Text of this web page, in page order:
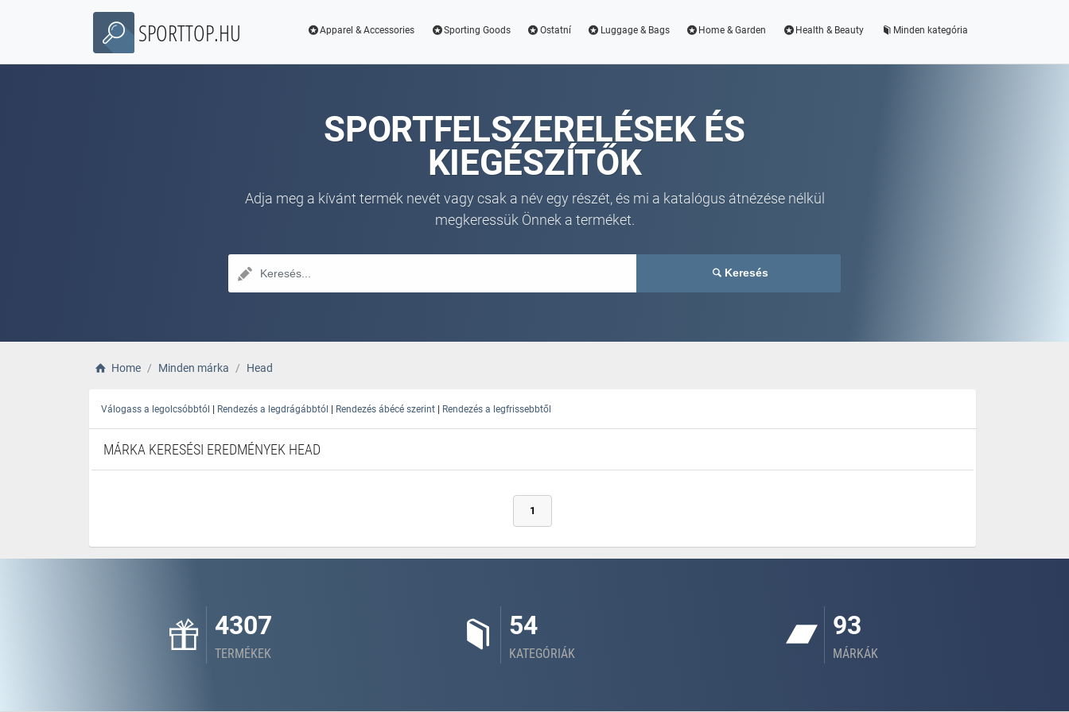
SPORTTOP.HU Apparel & Accessories Sporting Goods Ostatní Luggage & Bags Home & Garden Health & Beauty Minden kategória
SPORTFELSZERELÉSEK ÉS
KIEGÉSZÍTŐK
Adja meg a kívánt termék nevét vagy csak a név egy részét, és mi a katalógus átnézése nélkül
megkeressük Önnek a terméket.
Keresés
Home Minden márka Head
Válogass a legolcsóbbtól | Rendezés a legdrágábbtól | Rendezés ábécé szerint | Rendezés a legfrissebbtől
MÁRKA KERESÉSI EREDMÉNYEK HEAD
1
4307
TERMÉKEK
54
KATEGÓRIÁK
93
MÁRKÁK